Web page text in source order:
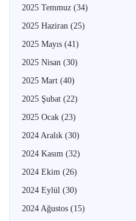
2025 Temmuz (34)
2025 Haziran (25)
2025 Mayıs (41)
2025 Nisan (30)
2025 Mart (40)
2025 Şubat (22)
2025 Ocak (23)
2024 Aralık (30)
2024 Kasım (32)
2024 Ekim (26)
2024 Eylül (30)
2024 Ağustos (15)